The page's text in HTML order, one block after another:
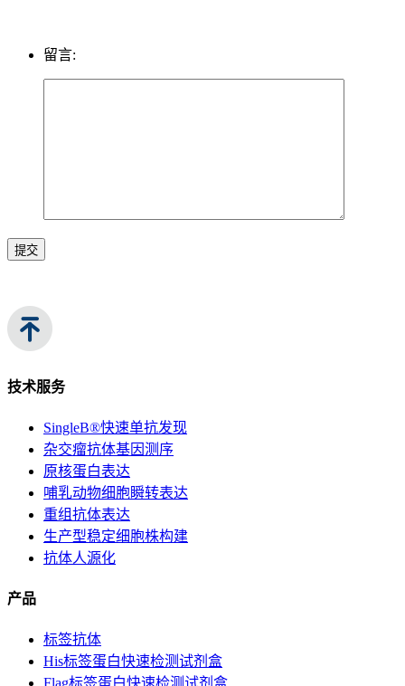
留言:
提交
技术服务
SingleB®快速单抗发现
杂交瘤抗体基因测序
原核蛋白表达
哺乳动物细胞瞬转表达
重组抗体表达
生产型稳定细胞株构建
抗体人源化
产品
标签抗体
His标签蛋白快速检测试剂盒